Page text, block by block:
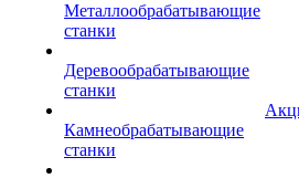
Металлообрабатывающие
станки
Деревообрабатывающие
станки
Камнеобрабатывающие
станки